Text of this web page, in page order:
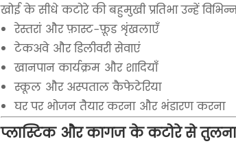
खोई के सीधे कटोरे की बहुमुखी प्रतिभा उन्हें
रेस्तरां और फ़ास्ट-फ़ूड शृंखलाएँ
टेकअवे और डिलीवरी सेवाएं
खानपान कार्यक्रम और शादियाँ
स्कूल और अस्पताल कैफेटेरिया
घर पर भोजन तैयार करना और भंडारण करना
प्लास्टिक और कागज के कटोरे से तुलना